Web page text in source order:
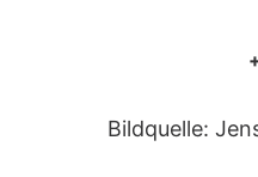
Bildquelle: